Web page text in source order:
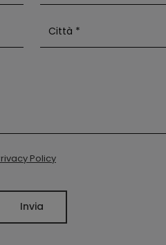
Policy
Invia